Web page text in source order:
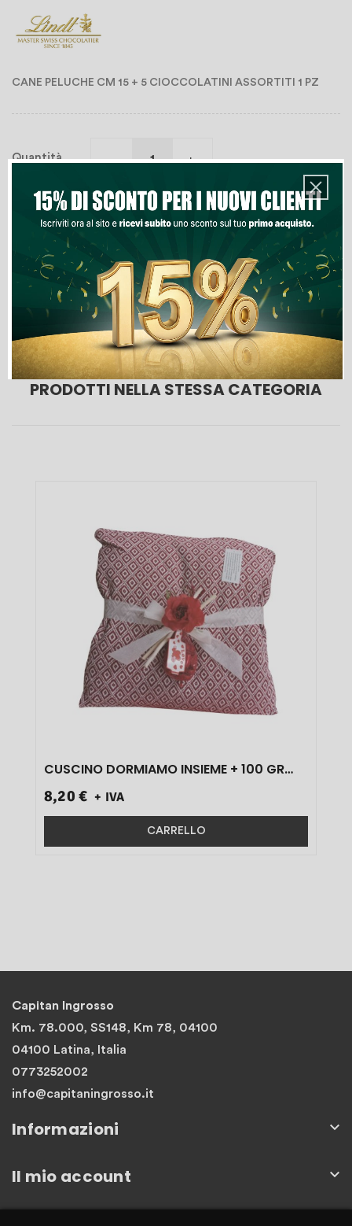
CANE PELUCHE CM 15 + 5 CIOCCOLATINI ASSORTITI 1 PZ
Quantità
Aggiungi Al Carrello
Lista Dei Desideri
PRODOTTI NELLA STESSA CATEGORIA
CUSCINO DORMIAMO INSIEME + 100 GR
8,20 € + IVA
CARRELLO
Capitan Ingrosso
Km. 78.000, SS148, Km 78, 04100
04100 Latina, Italia
0773252002
info@capitaningrosso.it
Informazioni 
Il mio account 